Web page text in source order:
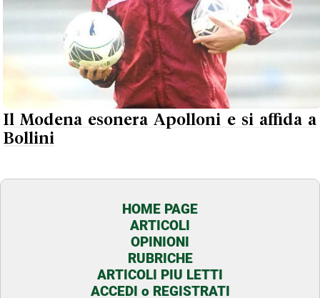
Il Modena esonera Apolloni e si affida a
Bollini
HOME PAGE
ARTICOLI
OPINIONI
RUBRICHE
ARTICOLI PIU LETTI
ACCEDI o REGISTRATI